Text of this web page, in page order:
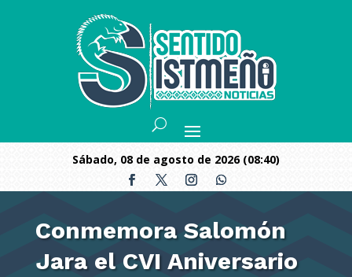
sábado, 08 de agosto de 2026 (08:40)
Conmemora Salomón
Jara el CVI Aniversario